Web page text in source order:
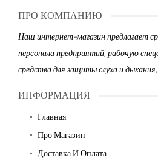
ПРО КОМПАНИЮ
Наш интернет-магазин предлагает
персонала предприятий, рабочую
средства для защиты слуха и
ИНФОРМАЦИЯ
Главная
Про Магазин
Доставка И Оплата